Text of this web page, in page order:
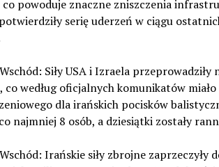
powoduje znaczne zniszczenia
serię uderzeń w ciągu
Siły USA i Izraela
co według oficjalnych komunikatów
dla irańskich pocisków
najmniej 8 osób, a dziesiątki zostały
Irańskie siły zbrojne zaprzeczyły